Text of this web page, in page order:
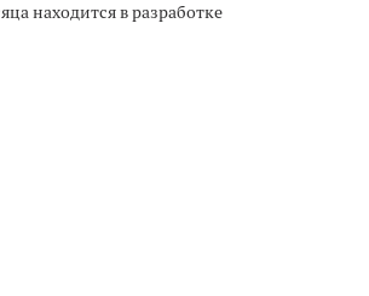
находится в разработке